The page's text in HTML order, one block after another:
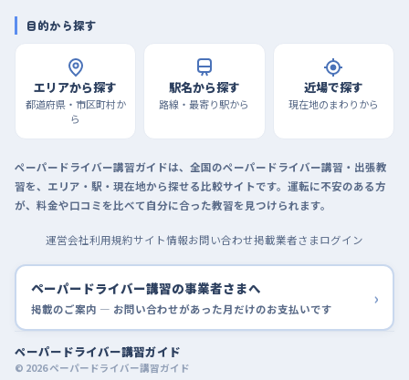
目的から探す
エリアから探す
都道府県・市区町村か
ら
駅名から探す
路線・最寄り駅から
近場で探す
現在地のまわりから
ペーパードライバー講習ガイドは、全国のペーパードライバー講習・出張教
習を、エリア・駅・現在地から探せる比較サイトです。運転に不安のある方
が、料金や口コミを比べて自分に合った教習を見つけられます。
運営会社利用規約サイト情報お問い合わせ掲載業者さまログイン
ペーパードライバー講習の事業者さまへ
掲載のご案内 — お問い合わせがあった月だけのお支払いです ›
ペーパードライバー講習ガイド
© 2026 ペーパードライバー講習ガイド